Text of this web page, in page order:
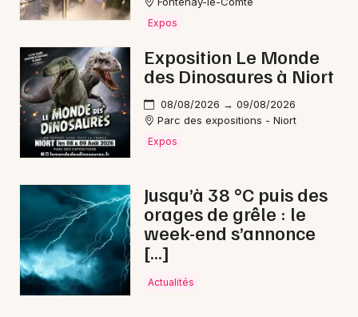
Expos
Exposition Le Monde
des Dinosaures à Niort
08/08/2026 → 09/08/2026
Parc des expositions - Niort
Expos
Jusqu’à 38 °C puis des
orages de grêle : le
week-end s’annonce
[…]
Actualités